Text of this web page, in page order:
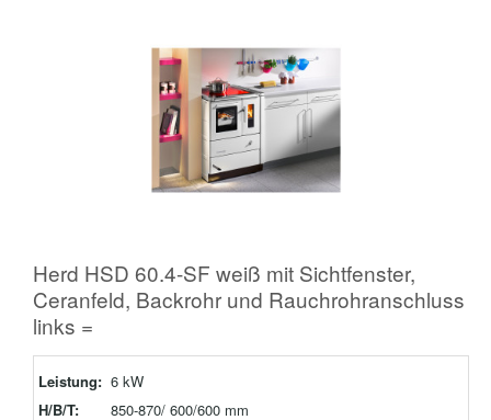
Herd HSD 60.4-SF weiß mit Sichtfenster,
Ceranfeld, Backrohr und Rauchrohranschluss
links =
Leistung: 6 kW
H/B/T:
850-870/ 600/600 mm